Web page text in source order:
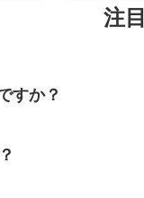
注
すか？